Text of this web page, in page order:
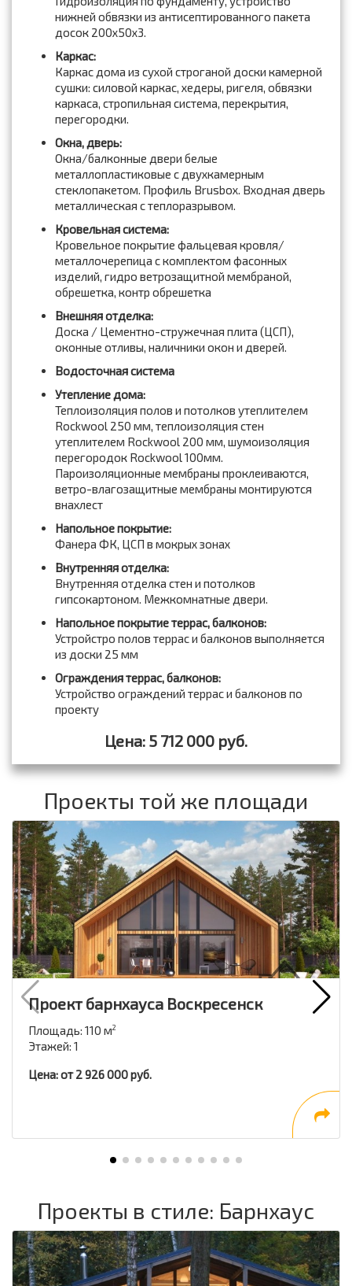
нижней обвязки из антисептированного пакета
досок 200x50x3.
Каркас:
Каркас дома из сухой строганой доски камерной
сушки: силовой каркас, хедеры, ригеля, обвязки
каркаса, стропильная система, перекрытия,
перегородки.
Окна, дверь:
Окна/балконные двери белые
металлопластиковые с двухкамерным
стеклопакетом. Профиль Brusbox. Входная дверь
металлическая с теплоразрывом.
Кровельная система:
Кровельное покрытие фальцевая кровля/
металлочерепица с комплектом фасонных
изделий, гидро ветрозащитной мембраной,
обрешетка, контр обрешетка
Внешняя отделка:
Доска / Цементно-стружечная плита (ЦСП),
оконные отливы, наличники окон и дверей.
Водосточная система
Утепление дома:
Теплоизоляция полов и потолков утеплителем
Rockwool 250 мм, теплоизоляция стен
утеплителем Rockwool 200 мм, шумоизоляция
перегородок Rockwool 100мм.
Пароизоляционные мембраны проклеиваются,
ветро-влагозащитные мембраны монтируются
внахлест
Напольное покрытие:
Фанера ФК, ЦСП в мокрых зонах
Внутренняя отделка:
Внутренняя отделка стен и потолков
гипсокартоном. Межкомнатные двери.
Напольное покрытие террас, балконов:
Устройстро полов террас и балконов выполняется
из доски 25 мм
Ограждения террас, балконов:
Устройство ограждений террас и балконов по
проекту
Цена: 5 712 000 руб.
Проекты той же площади
Проект барнхауса Воскресенск
Площадь: 110 м2
Этажей: 1
Цена: от 2 926 000 руб.
Проекты в стиле: Барнхаус